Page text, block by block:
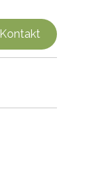
Kontakt